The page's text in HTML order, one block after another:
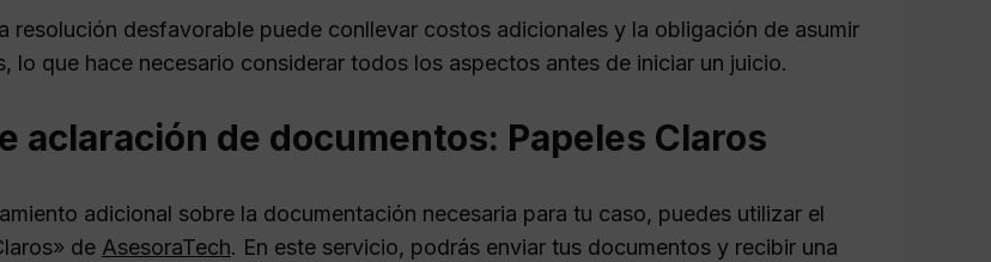
resolución desfavorable puede conllevar costos adicionales y la obligación de asumir
lo que hace necesario considerar todos los aspectos antes de iniciar un juicio.
aclaración de documentos: Papeles Claros
adicional sobre la documentación necesaria para tu caso, puedes utilizar el
de AsesoraTech. En este servicio, podrás enviar tus documentos y recibir una